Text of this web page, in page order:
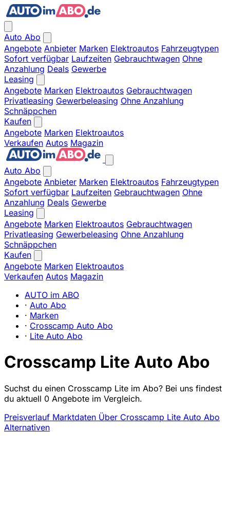
Auto Abo
Angebote Anbieter Marken Elektroautos Fahrzeugtypen
Sofort verfügbar Laufzeiten Gebrauchtwagen Ohne
Anzahlung Deals Gewerbe
Leasing
Angebote Marken Elektroautos Gebrauchtwagen
Privatleasing Gewerbeleasing Ohne Anzahlung
Schnäppchen
Kaufen
Angebote Marken Elektroautos
Verkaufen Autos Magazin
Auto Abo
Angebote Anbieter Marken Elektroautos Fahrzeugtypen
Sofort verfügbar Laufzeiten Gebrauchtwagen Ohne
Anzahlung Deals Gewerbe
Leasing
Angebote Marken Elektroautos Gebrauchtwagen
Privatleasing Gewerbeleasing Ohne Anzahlung
Schnäppchen
Kaufen
Angebote Marken Elektroautos
Verkaufen Autos Magazin
AUTO im ABO
· Auto Abo
· Marken
· Crosscamp Auto Abo
· Lite Auto Abo
Crosscamp Lite Auto Abo
Suchst du einen Crosscamp Lite im Abo? Bei uns findest
du aktuell 0 Angebote im Vergleich.
Preisverlauf Marktdaten Über Crosscamp Lite Auto Abo
Alternativen